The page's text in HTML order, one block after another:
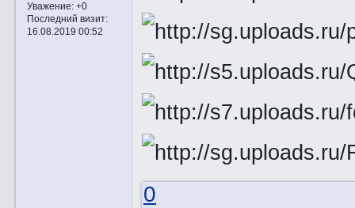
Уважение: +0
Последний визит:
16.08.2019 00:52
0